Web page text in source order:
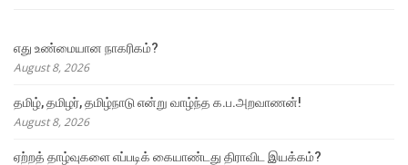
எது உண்மையான நாகரிகம்?
August 8, 2026
தமிழ், தமிழர், தமிழ்நாடு என்று வாழ்ந்த க.ப.அறவாணன்!
August 8, 2026
ஏற்றத் தாழ்வுகளை எப்படிக் கையாண்டது திராவிட இயக்கம்?